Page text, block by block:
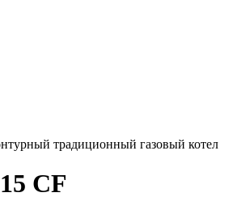
традиционный газовый котел
CF